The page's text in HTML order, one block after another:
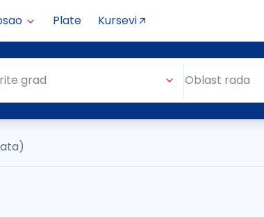
Plate Kursevi
grad Oblast rada